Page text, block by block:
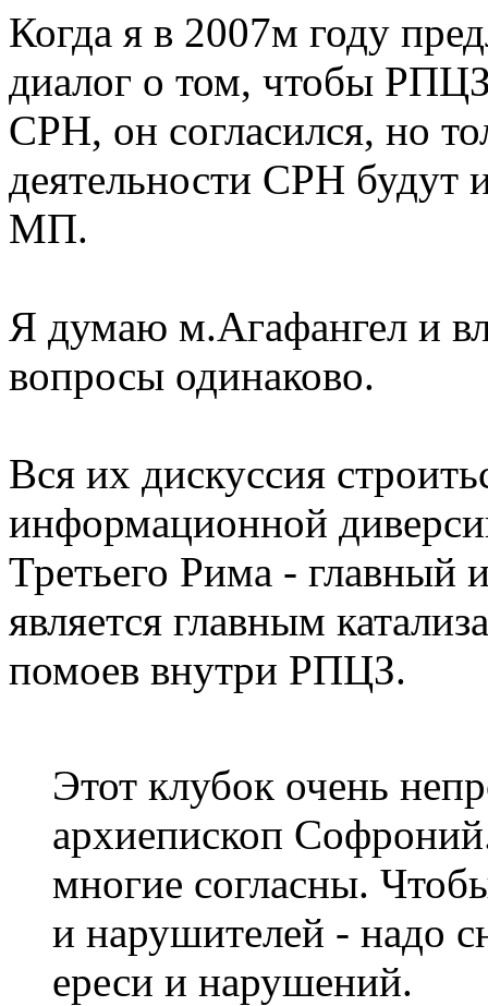
Когда я в 2007м году
диалог о том, чтобы РПЦЗ
СРН, он согласился, но
деятельности СРН будут
МП.
Я думаю м.Агафангел и
вопросы одинаково.
Вся их дискуссия
информационной
Третьего Рима -
является главным
помоев внутри РПЦЗ.
Этот клубок очень
архиепископ
многие согласны.
и нарушителей - надо
ереси и нарушений.